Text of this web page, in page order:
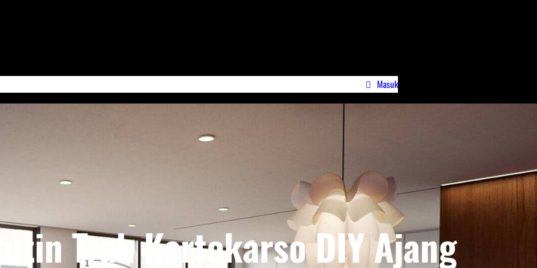
Masuk
Trah Kertokarso DIY Ajang